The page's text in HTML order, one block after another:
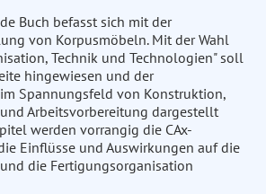
Buch befasst sich mit der
von Korpusmöbeln. Mit der Wahl
Technik und Technologien" soll
hingewiesen und der
Spannungsfeld von Konstruktion,
Arbeitsvorbereitung dargestellt
werden vorrangig die CAx-
Einflüsse und Auswirkungen auf die
die Fertigungsorganisation